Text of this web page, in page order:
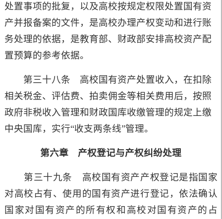
处置事项的批复，以及高校按规定权限处置国有资
产并报备案的文件，是高校办理产权变动和进行账
务处理的依据，是教育部、财政部安排高校资产配
置预算的参考依据。
第三十八条 高校国有资产处置收入，在扣除
相关税金、评估费、拍卖佣金等相关费用后，按照
政府非税收入管理和财政国库收缴管理的规定上缴
中央国库，实行“收支两条线”管理。
第六章 产权登记与产权纠纷处理
第三十九条 高校国有资产产权登记是指国家
对高校占有、使用的国有资产进行登记，依法确认
国家对国有资产的所有权和高校对国有资产的占